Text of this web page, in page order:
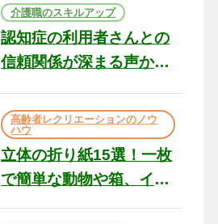
介護職のスキルアップ
認知症の利用者さんとの
信頼関係が深まる声かけ
の現場から（22）
高齢者レクリエーションのノウ
ハウ
立体の折り紙15選！一枚
で簡単な動物や箱、イン